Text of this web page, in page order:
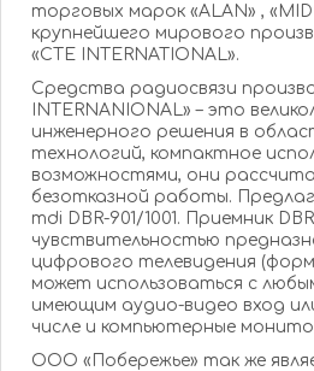
торговых марок «ALAN» , «MIDLAND» и «ALBRECHT»
крупнейшего мирового
«CTE INTERNATIONAL».
Средства радиосвязи
INTERNANIONAL» – это
инженерного решения в области
технологий, компактное
возможностями, они рассчитаны на долгие годы
безотказной работы.
mdi DBR-901/1001. Приемник
чувствительностью предназначен для просмотра
цифрового телевидения
может использоваться с
имеющим аудио-видео вход или HDMI вход (в том
числе и компьютерные
ООО «Побережье» так же является официальным